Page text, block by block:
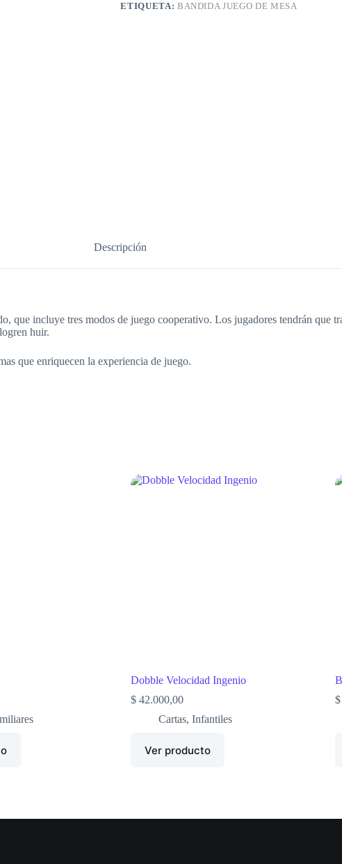
ETIQUETA: BANDIDA JUEGO DE MESA
Descripción
que incluye tres modos de juego cooperativo. Los jugadores tendrán que
huir.
que enriquecen la experiencia de juego.
Dobble Velocidad Ingenio
$ 42.000,00
Cartas,Infantiles
Ver producto
$